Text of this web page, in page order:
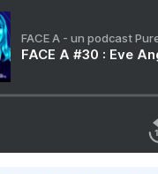
FACE A - un podcast
FACE A #30 : Eve